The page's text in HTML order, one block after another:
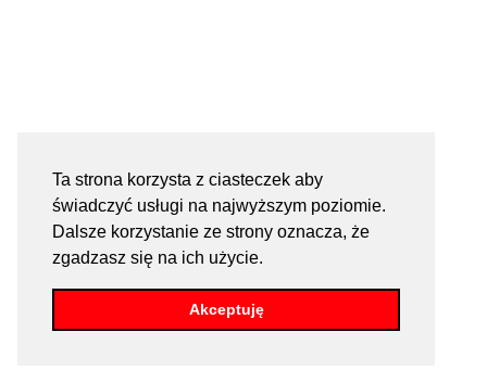
Ta strona korzysta z ciasteczek aby
świadczyć usługi na najwyższym poziomie.
Dalsze korzystanie ze strony oznacza, że
zgadzasz się na ich użycie.
Akceptuję